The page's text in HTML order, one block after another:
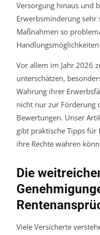
Versorgung hinaus und
Erwerbsminderung
Maßnahmen so
Vor allem im Jahr 2026
unterschätzen,
Wahrung ihrer
nicht nur zur Förderung
Bewertungen. Unser
gibt praktische Tipps
ihre Rechte wahren
Die
Viele Versicherte